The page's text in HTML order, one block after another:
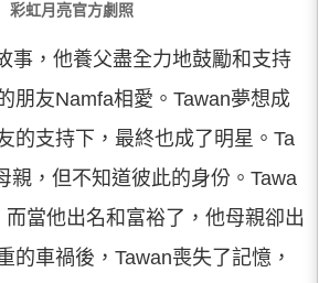
彩虹月亮官方劇照
事，他養父盡全力地鼓勵和支持
朋友Namfa相愛。Tawan夢想成
的支持下，最終也成了明星。Ta
親，但不知道彼此的身份。Tawa
當他出名和富裕了，他母親卻出
的車禍後，Tawan喪失了記憶，